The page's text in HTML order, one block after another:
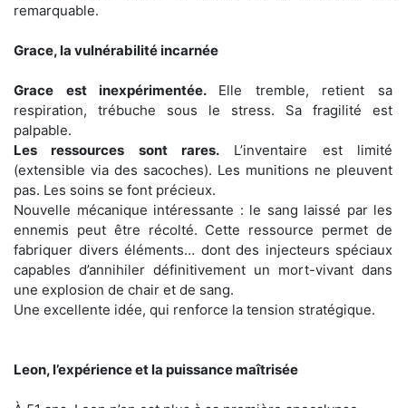
remarquable.
Grace, la vulnérabilité incarnée
Grace est inexpérimentée. Elle tremble, retient sa
respiration, trébuche sous le stress. Sa fragilité est
palpable.
Les ressources sont rares. L’inventaire est limité
(extensible via des sacoches). Les munitions ne pleuvent
pas. Les soins se font précieux.
Nouvelle mécanique intéressante : le sang laissé par les
ennemis peut être récolté. Cette ressource permet de
fabriquer divers éléments… dont des injecteurs spéciaux
capables d’annihiler définitivement un mort-vivant dans
une explosion de chair et de sang.
Une excellente idée, qui renforce la tension stratégique.
Leon, l’expérience et la puissance maîtrisée